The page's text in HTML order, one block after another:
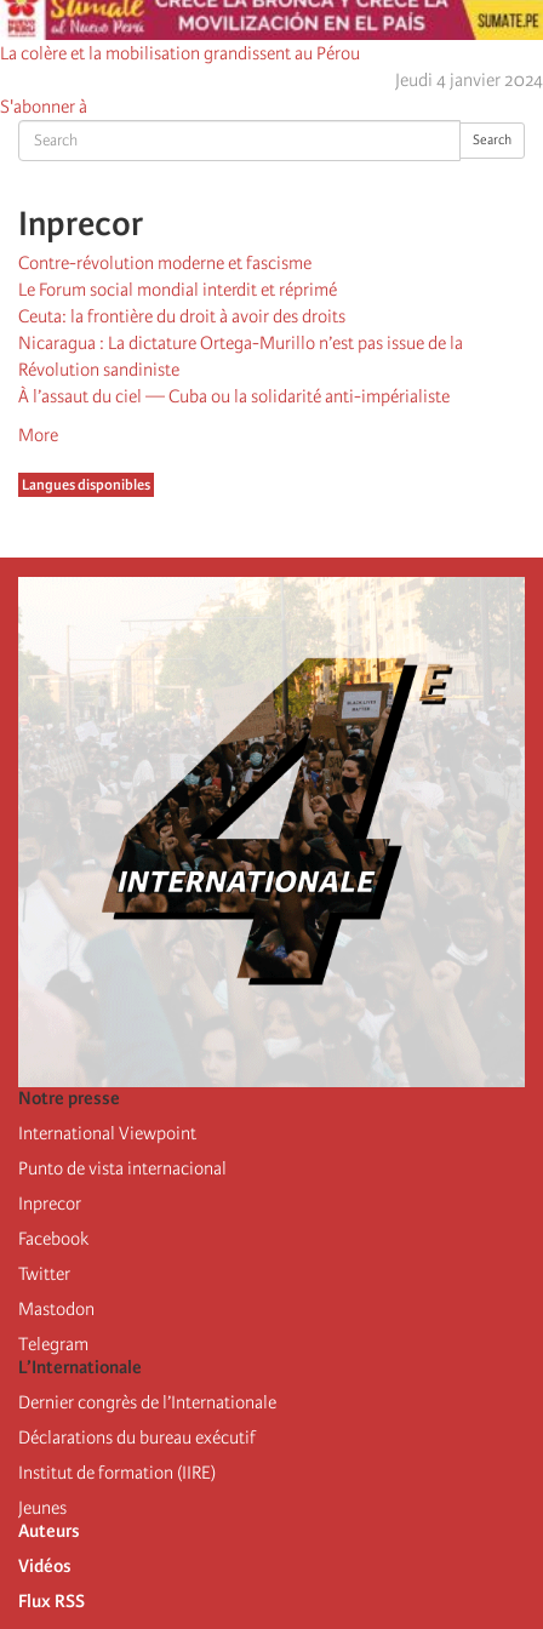
Search Search
Inprecor
Contre-révolution moderne et fascisme
Le Forum social mondial interdit et réprimé
Ceuta: la frontière du droit à avoir des droits
Nicaragua : La dictature Ortega-Murillo n’est pas issue de la
Révolution sandiniste
À l’assaut du ciel — Cuba ou la solidarité anti-impérialiste
More
Langues disponibles
La colère et la mobilisation grandissent au Pérou
Jeudi 4 janvier 2024
S'abonner à
Notre presse
International Viewpoint
Punto de vista internacional
Inprecor
Facebook
Twitter
Mastodon
Telegram
L’Internationale
Dernier congrès de l’Internationale
Déclarations du bureau exécutif
Institut de formation (IIRE)
Jeunes
Auteurs
Vidéos
Flux RSS